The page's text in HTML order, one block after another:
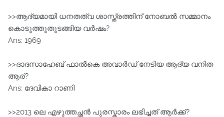
>>ആദ്യമായി ധനതത്വ ശാസ്ത്രത്തിന് നോബല്‍ സമ്മാനം
കൊടുത്തുതുടങ്ങിയ വര്‍ഷം? ‍ ‍
Ans: 1969
>>ദാദസാഹേബ് ഫാല്‍കെ അവാര്‍ഡ്‌ നേടിയ ആദ്യ വനിത
ആര്?‍ ‍
Ans: ദേവികാ റാണി
>>2013 ലെ എഴുത്തച്ഛൻ പുരസ്കാരം ലഭിച്ചത് ആർക്ക്?